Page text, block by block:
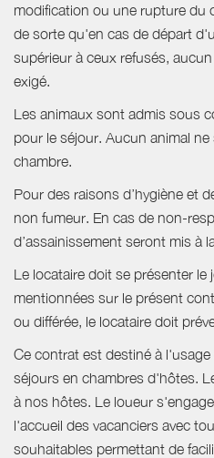
modification ou une rupture du
de sorte qu'en cas de départ
supérieur à ceux refusés,
exigé.
Les animaux sont admis sous
pour le séjour. Aucun animal
chambre.
Pour des raisons d’hygiène et
non fumeur. En cas de non-
d’assainissement seront mis à
Le locataire doit se présenter
mentionnées sur le présent
ou différée, le locataire doit
Ce contrat est destiné à
séjours en chambres d'hôtes.
à nos hôtes. Le loueur
l'accueil des vacanciers avec
souhaitables permettant de